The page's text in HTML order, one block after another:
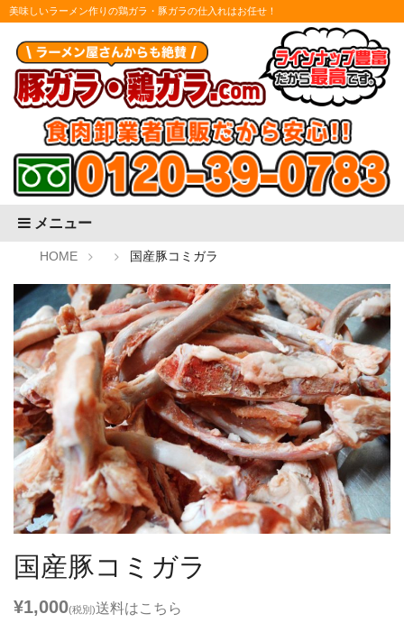
美味しいラーメン作りの鶏ガラ・豚ガラの仕入れはお任せ！
メニュー
HOME 国産豚コミガラ
国産豚コミガラ
¥1,000(税別)送料はこちら